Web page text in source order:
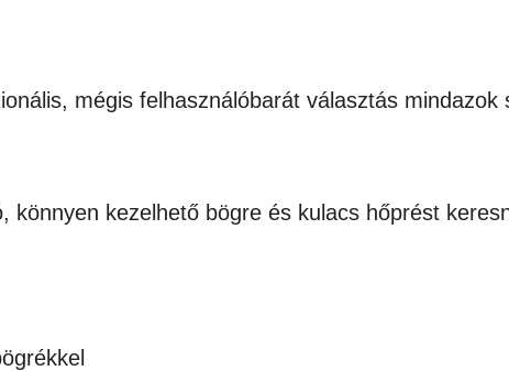
mégis felhasználóbarát választás
kezelhető bögre és kulacs hőprést